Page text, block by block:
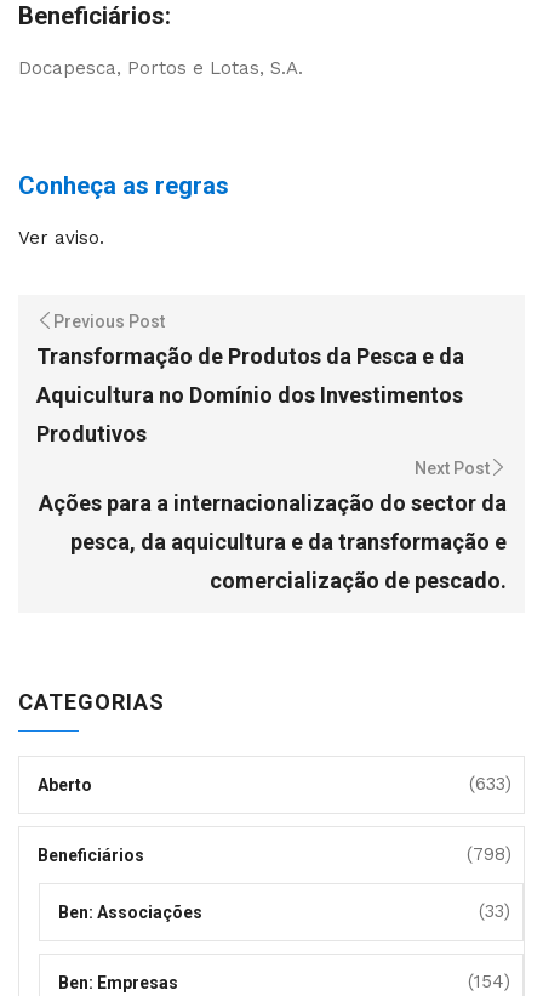
Beneficiários:
Docapesca, Portos e Lotas, S.A.
Conheça as regras
Ver aviso.
Previous Post
Transformação de Produtos da Pesca e da
Aquicultura no Domínio dos Investimentos
Produtivos
Next Post
Ações para a internacionalização do sector da
pesca, da aquicultura e da transformação e
comercialização de pescado.
CATEGORIAS
Aberto (633)
Beneficiários (798)
Ben: Associações (33)
Ben: Empresas (154)